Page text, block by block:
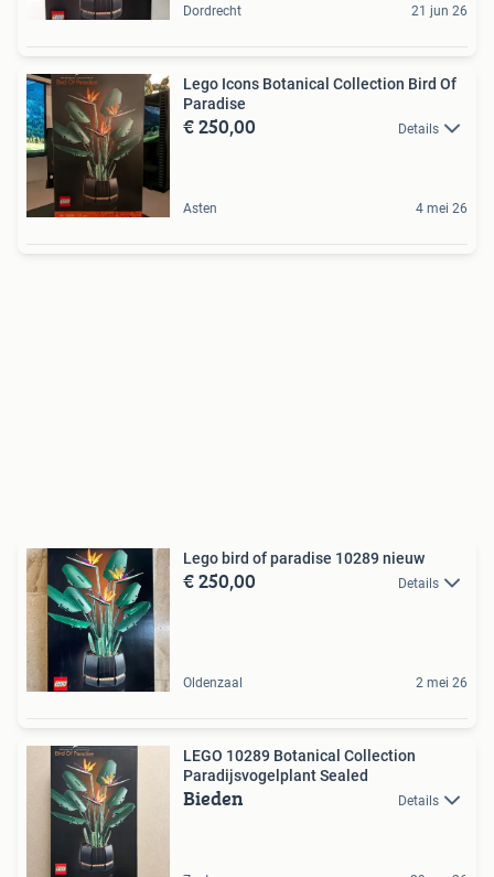
Dordrecht 21 jun 26
Lego Icons Botanical Collection Bird Of
Paradise
€ 250,00 Details
Asten 4 mei 26
Lego bird of paradise 10289 nieuw
€ 250,00 Details
Oldenzaal 2 mei 26
LEGO 10289 Botanical Collection
Paradijsvogelplant Sealed
Bieden Details